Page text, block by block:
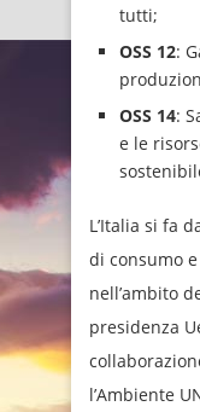
tutti;
OSS 12:
OSS 14:
e le
L’Italia si fa
di consumo
nell’ambito
presidenza
l’Ambiente